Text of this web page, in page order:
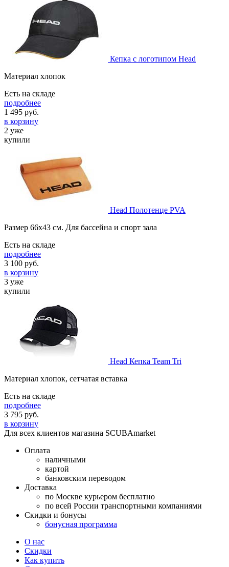
Кепка с логотипом Head
Материал хлопок
Есть на складе
подробнее
1 495 руб.
в корзину
2 уже
купили
Head Полотенце PVA
Размер 66х43 см. Для бассейна и спорт зала
Есть на складе
подробнее
3 100 руб.
в корзину
3 уже
купили
Head Кепка Team Tri
Материал хлопок, сетчатая вставка
Есть на складе
подробнее
3 795 руб.
в корзину
Для всех клиентов магазина SCUBAmarket
Оплата
наличными
картой
банковским переводом
Доставка
по Москве курьером бесплатно
по всей России транспортными компаниями
Скидки и бонусы
бонусная программа
О нас
Скидки
Как купить